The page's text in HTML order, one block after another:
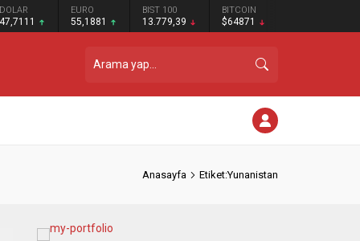
DOLAR
47,7111
EURO
55,1881
BIST 100
13.779,39
BITCOIN
$64871
Anasayfa Etiket:Yunanistan